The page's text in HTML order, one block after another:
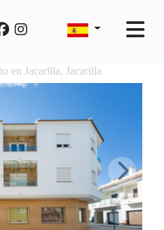
en Jacarilla, Jacarilla